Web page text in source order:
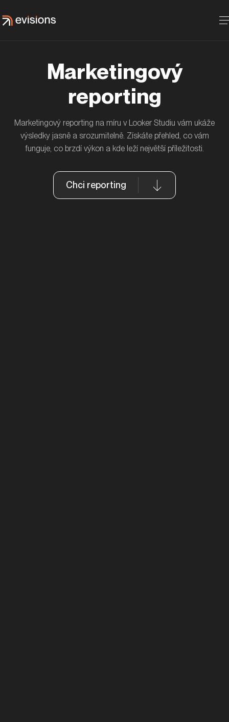
Marketingový
reporting
Marketingový reporting na míru v Looker Studiu vám ukáže
výsledky jasně a srozumitelně. Získáte přehled, co vám
funguje, co brzdí výkon a kde leží největší příležitosti.
Chci reporting
Jak jsme s ČSOB Pojišťovnou zvýšili
návštěvnost blogu díky featured snippets
ČSOB